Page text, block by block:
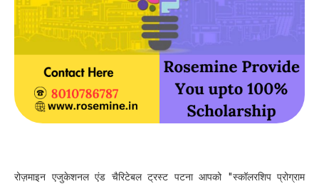
रोज़माइन एजुकेशनल एंड चैरिटेबल ट्रस्ट पटना आपको "स्कॉलरशिप प्रोग्राम